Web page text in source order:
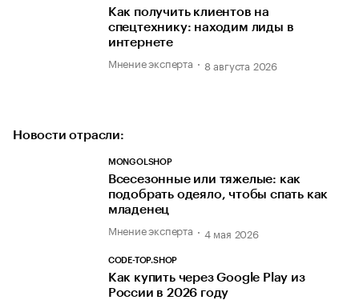
Как получить клиентов на
спецтехнику: находим лиды в
интернете
Мнение эксперта 8 августа 2026
Новости отрасли:
MONGOLSHOP
Всесезонные или тяжелые: как
подобрать одеяло, чтобы спать как
младенец
Мнение эксперта 4 мая 2026
CODE-TOP.SHOP
Как купить через Google Play из
России в 2026 году